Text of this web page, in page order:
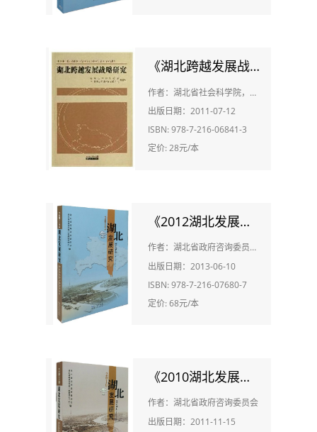
《湖北跨越发展战略研究》
作者：湖北省社会科学院，中共湖北省委财经办课题组
出版日期：2011-07-12
ISBN: 978-7-216-06841-3
定价: 28元/本
《2012湖北发展研究》
作者：湖北省政府咨询委员会，湖北省政府研究室
出版日期：2013-06-10
ISBN: 978-7-216-07680-7
定价: 68元/本
《2010湖北发展研究》
作者：湖北省政府咨询委员会
出版日期：2011-11-15